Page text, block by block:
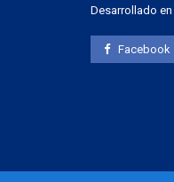
Desarrollado en
Facebook